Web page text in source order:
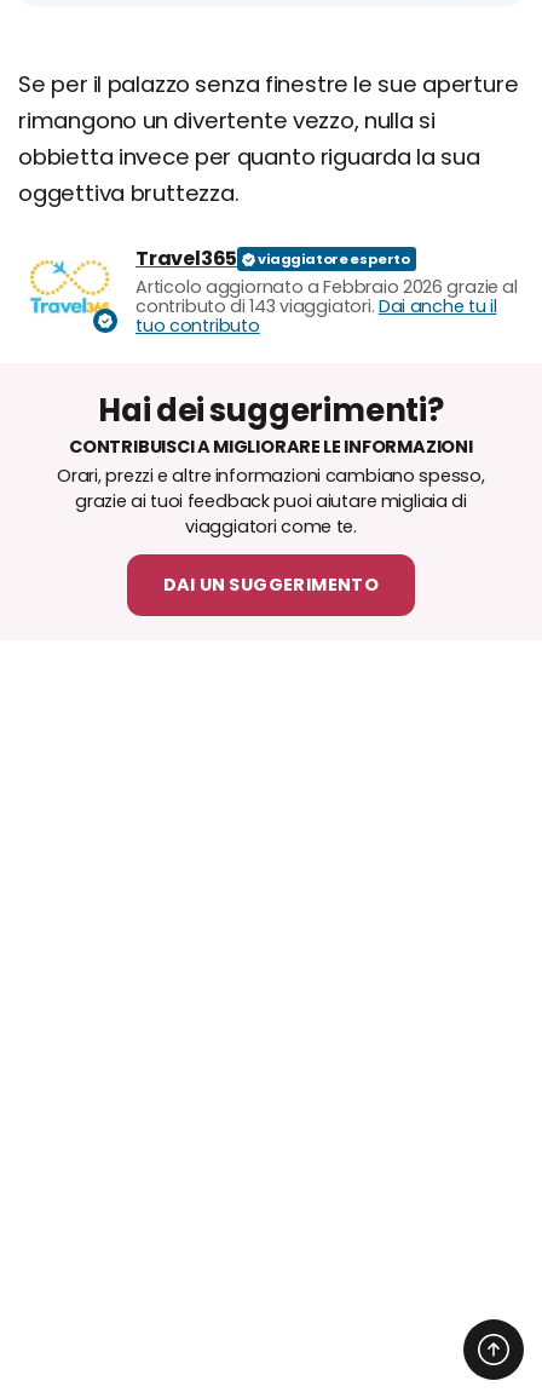
Se per il palazzo senza finestre le sue aperture
rimangono un divertente vezzo, nulla si
obbietta invece per quanto riguarda la sua
oggettiva bruttezza.
Travel365
Articolo aggiornato a Febbraio 2026 grazie al
contributo di 143 viaggiatori. Dai anche tu il
tuo contributo
Hai dei suggerimenti?
CONTRIBUISCI A MIGLIORARE LE INFORMAZIONI
Orari, prezzi e altre informazioni cambiano spesso,
grazie ai tuoi feedback puoi aiutare migliaia di
viaggiatori come te.
DAI UN SUGGERIMENTO